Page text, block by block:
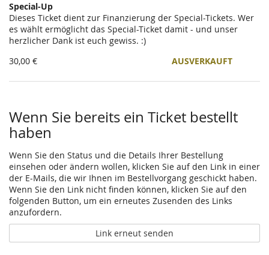
Special-Up
Dieses Ticket dient zur Finanzierung der Special-Tickets. Wer
es wählt ermöglicht das Special-Ticket damit - und unser
herzlicher Dank ist euch gewiss. :)
30,00 €
AUSVERKAUFT
Wenn Sie bereits ein Ticket bestellt
haben
Wenn Sie den Status und die Details Ihrer Bestellung
einsehen oder ändern wollen, klicken Sie auf den Link in einer
der E-Mails, die wir Ihnen im Bestellvorgang geschickt haben.
Wenn Sie den Link nicht finden können, klicken Sie auf den
folgenden Button, um ein erneutes Zusenden des Links
anzufordern.
Link erneut senden